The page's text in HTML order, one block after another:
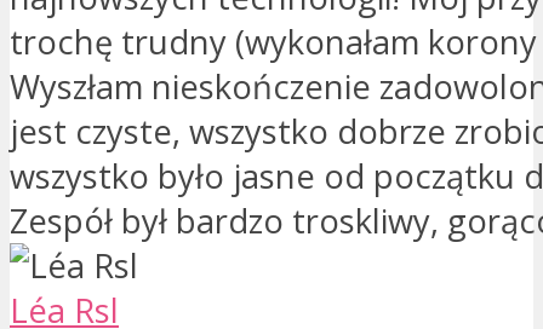
trochę trudny (wykonałam
Wyszłam nieskończenie
jest czyste, wszystko dobrze
wszystko było jasne od początku
Zespół był bardzo troskliwy,
Léa Rsl